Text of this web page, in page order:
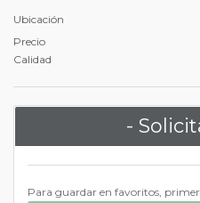
Ubicación
Precio
Calidad
-
Para guardar en favoritos,